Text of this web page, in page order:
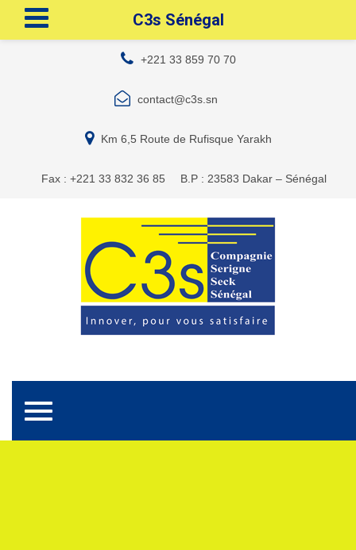
+221 33 859 70 70
contact@c3s.sn
Km 6,5 Route de Rufisque Yarakh
Fax : +221 33 832 36 85 B.P : 23583 Dakar – Sénégal
Toggle navigation
C3s Sénégal